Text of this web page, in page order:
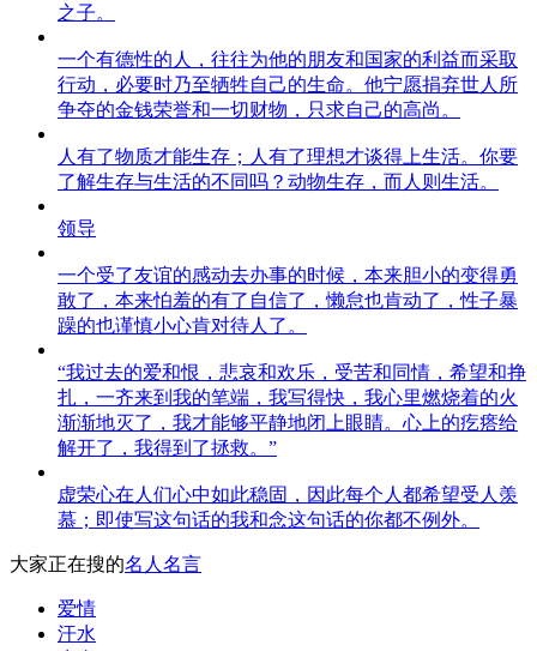
之子。
一个有德性的人，往往为他的朋友和国家的利益而采取
行动，必要时乃至牺牲自己的生命。他宁愿捐弃世人所
争夺的金钱荣誉和一切财物，只求自己的高尚。
人有了物质才能生存；人有了理想才谈得上生活。你要
了解生存与生活的不同吗？动物生存，而人则生活。
领导
一个受了友谊的感动去办事的时候，本来胆小的变得勇
敢了，本来怕羞的有了自信了，懒怠也肯动了，性子暴
躁的也谨慎小心肯对待人了。
“我过去的爱和恨，悲哀和欢乐，受苦和同情，希望和挣
扎，一齐来到我的笔端，我写得快，我心里燃烧着的火
渐渐地灭了，我才能够平静地闭上眼睛。心上的疙瘩给
解开了，我得到了拯救。”
虚荣心在人们心中如此稳固，因此每个人都希望受人羡
慕；即使写这句话的我和念这句话的你都不例外。
大家正在搜的名人名言
爱情
汗水